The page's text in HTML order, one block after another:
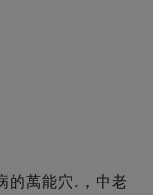
的萬能穴.，中老